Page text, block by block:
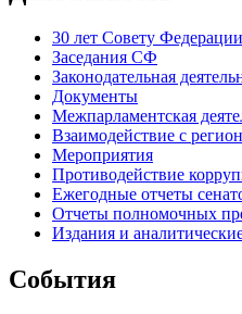
30 лет Совету Федерации
Заседания СФ
Законодательная
Документы
Межпарламентская
Взаимодействие с
Мероприятия
Противодействие
Ежегодные отчеты
Отчеты полномочных
Издания и
События